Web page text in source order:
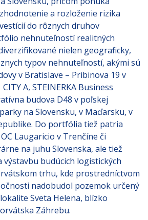
a rozloženie rizika
do rôznych druhov
nehnuteľností realitných
nielen geograficky,
typov nehnuteľností, akými sú
v Bratislave – Pribinova 19 v
A, STEINERKA Business
budova D48 v poľskej
na Slovensku, v Maďarsku, v
Do portfólia tiež patria
Laugaricio v Trenčíne či
na juhu Slovenska, ale tiež
výstavbu budúcich logistických
trhu, kde prostredníctvom
nadobudol pozemok určený
Sveta Helena, blízko
Záhrebu.